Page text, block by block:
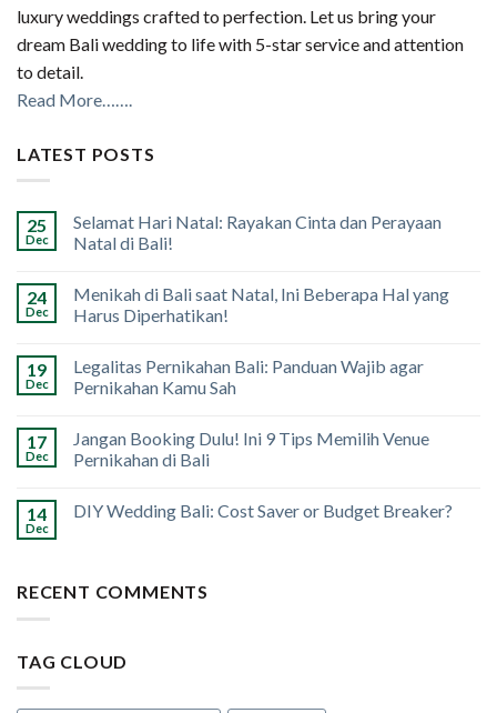
luxury weddings crafted to perfection. Let us bring your
dream Bali wedding to life with 5-star service and attention
to detail.
Read More…….
LATEST POSTS
25
Dec
Selamat Hari Natal: Rayakan Cinta dan Perayaan
Natal di Bali!
24
Dec
Menikah di Bali saat Natal, Ini Beberapa Hal yang
Harus Diperhatikan!
19
Dec
Legalitas Pernikahan Bali: Panduan Wajib agar
Pernikahan Kamu Sah
17
Dec
Jangan Booking Dulu! Ini 9 Tips Memilih Venue
Pernikahan di Bali
14
Dec
DIY Wedding Bali: Cost Saver or Budget Breaker?
RECENT COMMENTS
TAG CLOUD